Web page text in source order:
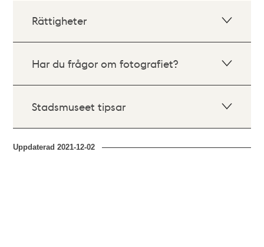
Rättigheter
Har du frågor om fotografiet?
Stadsmuseet tipsar
Uppdaterad2021-12-02